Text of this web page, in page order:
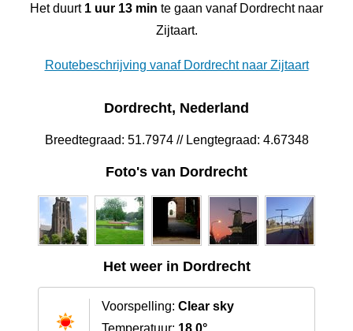
Het duurt 1 uur 13 min te gaan vanaf Dordrecht naar
Zijtaart.
Routebeschrijving vanaf Dordrecht naar Zijtaart
Dordrecht, Nederland
Breedtegraad: 51.7974 // Lengtegraad: 4.67348
Foto's van Dordrecht
Het weer in Dordrecht
Voorspelling: Clear sky